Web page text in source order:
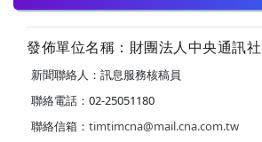
發佈單位名稱：財團法人中央通訊社
新聞聯絡人：訊息服務核稿員
聯絡電話：02-25051180
聯絡信箱： timtimcna@mail.cna.com.tw